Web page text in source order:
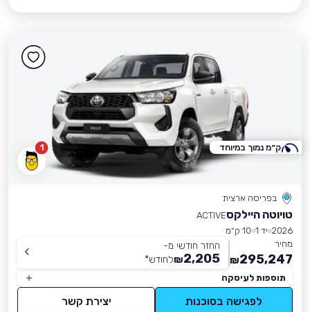
1
בפריסה ארצית
טויוטה היילקסACTIVE
2026 יד 1
10 ק״מ
מחיר
295,247
₪
החזר חודשי מ-
2,205
₪לחודש*
תוספות לעיסקה
לפגישה בסוכנות יצירת קשר
ק״מ נמוך במיוחד